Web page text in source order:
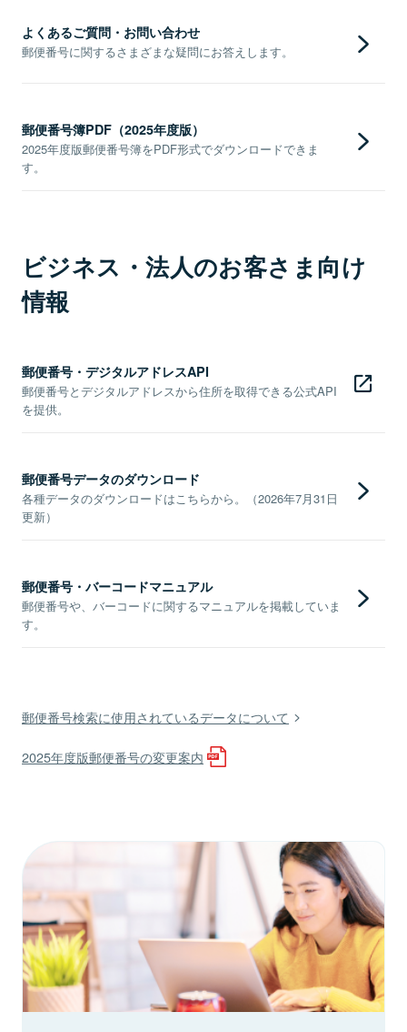
よくあるご質問・お問い合わせ
郵便番号に関するさまざまな疑問にお答えします。
郵便番号簿PDF（2025年度版）
2025年度版郵便番号簿をPDF形式でダウンロードできま
す。
ビジネス・法人のお客さま向け
情報
郵便番号・デジタルアドレスAPI
郵便番号とデジタルアドレスから住所を取得できる公式API
を提供。
郵便番号データのダウンロード
各種データのダウンロードはこちらから。（2026年7月31日
更新）
郵便番号・バーコードマニュアル
郵便番号や、バーコードに関するマニュアルを掲載していま
す。
郵便番号検索に使用されているデータについて
2025年度版郵便番号の変更案内